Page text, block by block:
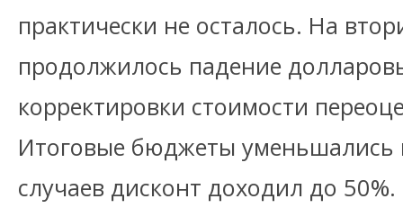
практически не осталось. На
продолжилось падение
корректировки стоимости
Итоговые бюджеты уменьшались
случаев дисконт доходил до 50%.